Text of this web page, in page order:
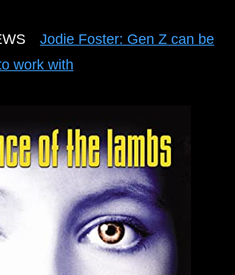
Jodie Foster: Gen Z can be
work with